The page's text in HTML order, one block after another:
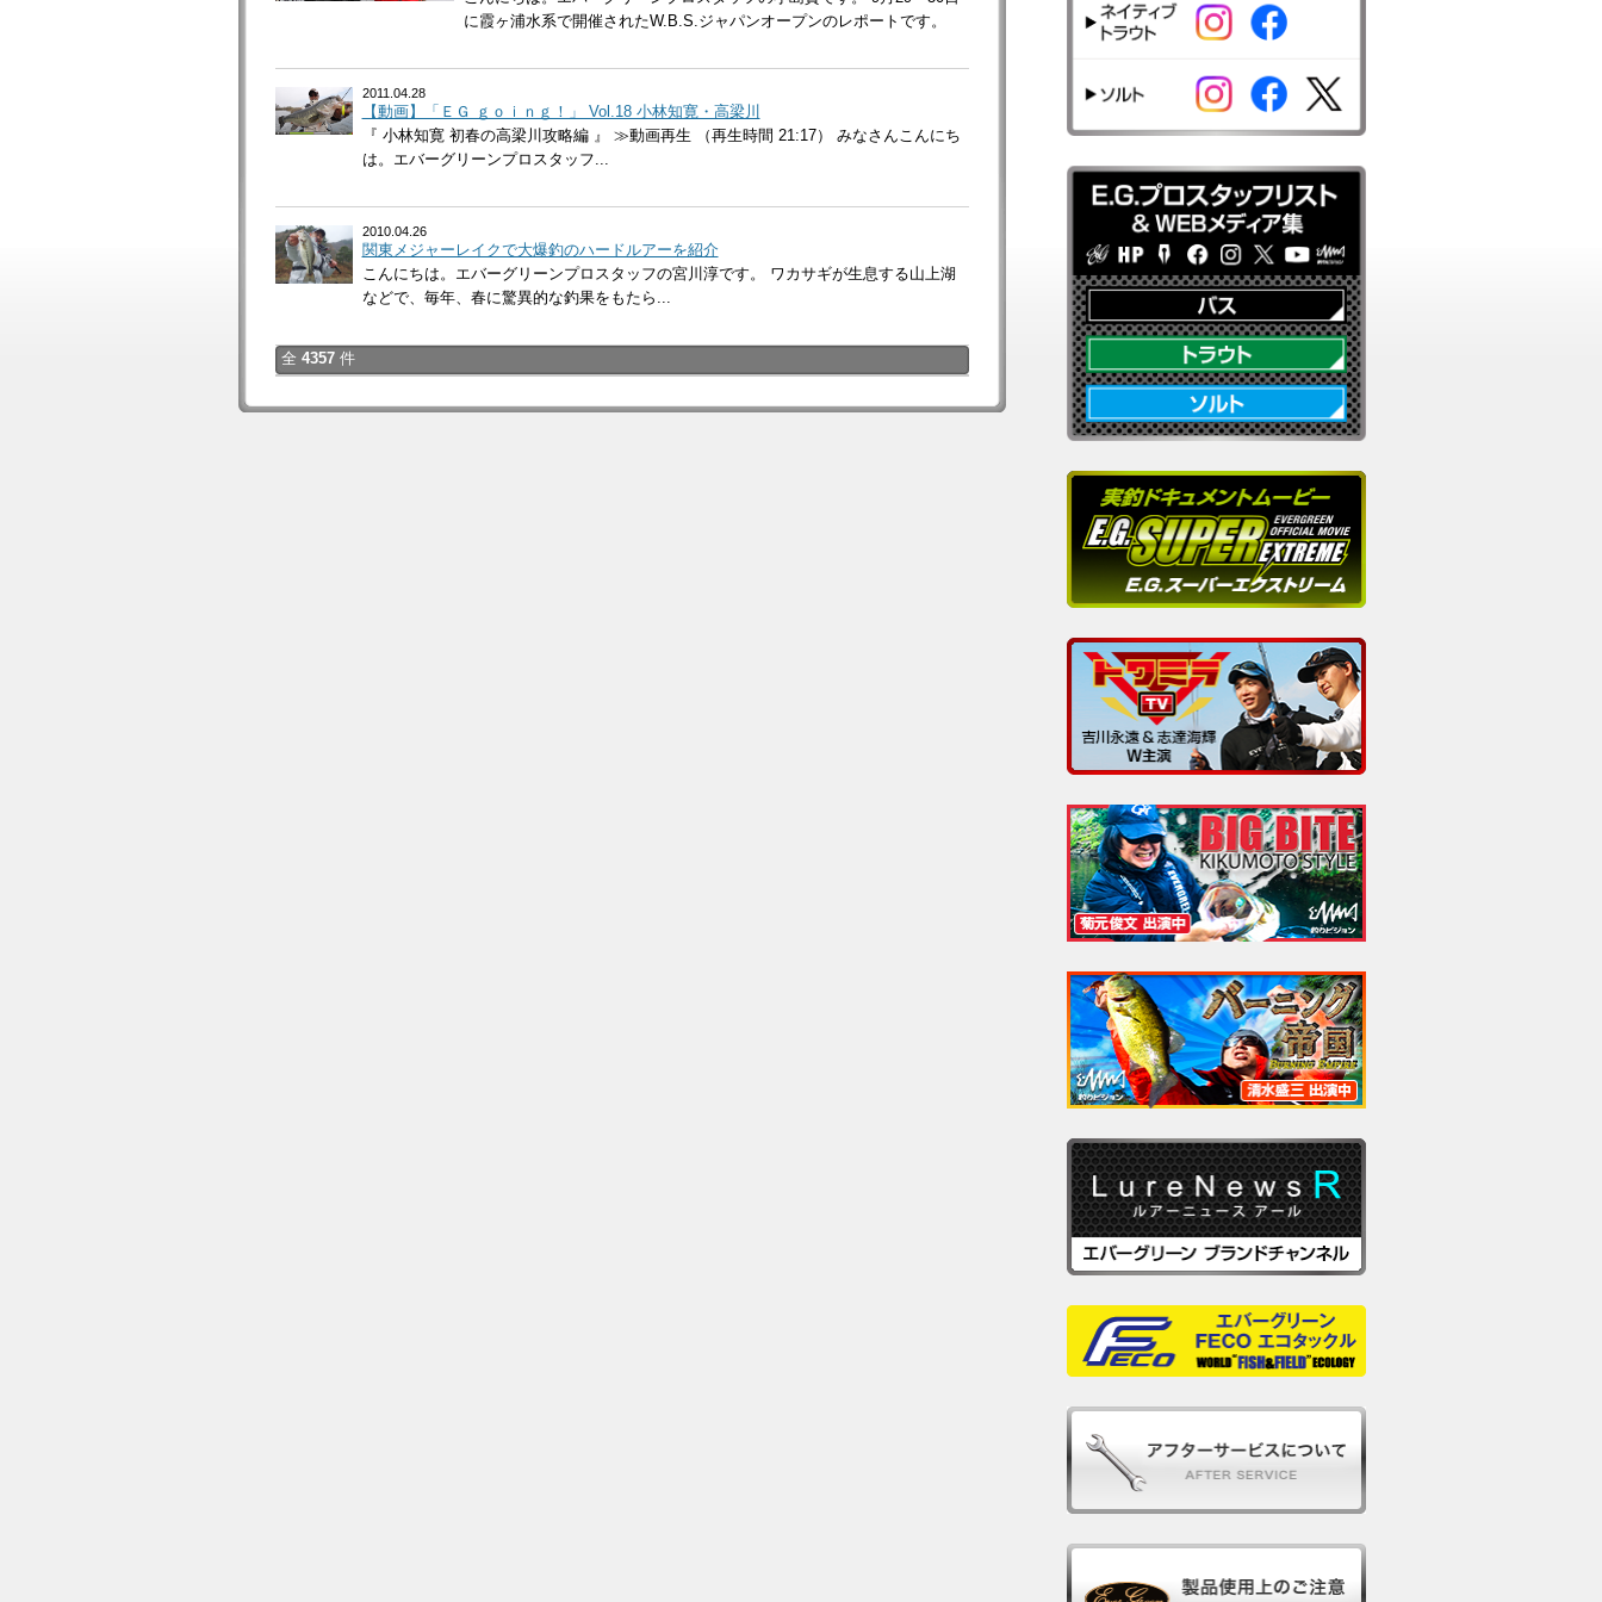
に霞ヶ浦水系で開催されたW.B.S.ジャパンオープンのレポートです。
2011.04.28
【動画】「ＥＧ ｇｏｉｎｇ！」 Vol.18 小林知寛・高梁川
『 小林知寛 初春の高梁川攻略編 』 ≫動画再生 （再生時間 21:17） みなさんこんにち
は。エバーグリーンプロスタッフ...
2010.04.26
関東メジャーレイクで大爆釣のハードルアーを紹介
こんにちは。エバーグリーンプロスタッフの宮川淳です。 ワカサギが生息する山上湖
などで、毎年、春に驚異的な釣果をもたら...
全 4357件